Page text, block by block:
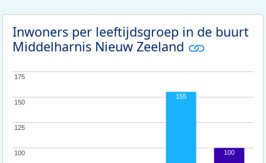
Inwoners per leeftijdsgroep in de buurt
Middelharnis Nieuw Zeeland
100
100
125
125
150
150
175
175
155
100